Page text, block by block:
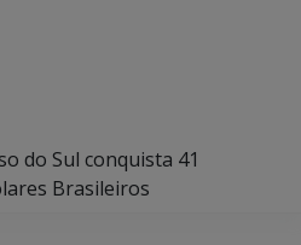
do Sul conquista 41
Brasileiros